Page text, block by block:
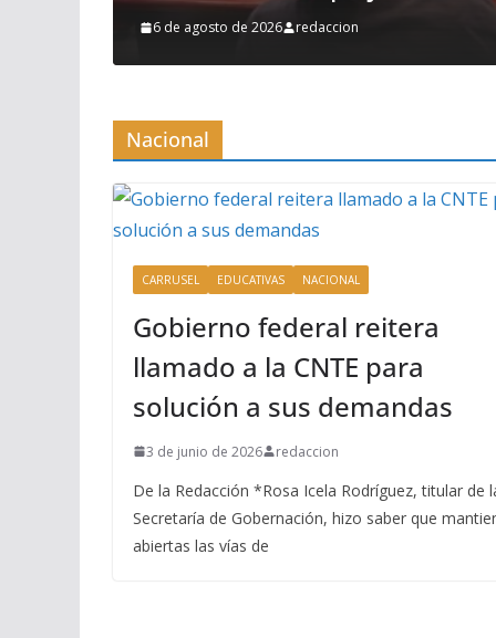
CARRUSEL EDUCATIVAS
Gobierno federal reitera
llamado a la CNTE para
solución a sus demandas
3 de junio de 2026 redaccion
Secretaría de Gobernación, hizo saber que
abiertas las vías de